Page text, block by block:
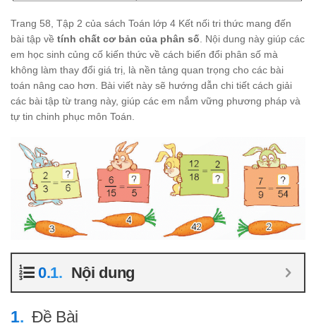
Trang 58, Tập 2 của sách Toán lớp 4 Kết nối tri thức mang đến
bài tập về tính chất cơ bản của phân số . Nội dung này giúp các
em học sinh củng cố kiến thức về cách biến đổi phân số mà
không làm thay đổi giá trị, là nền tảng quan trọng cho các bài
toán nâng cao hơn. Bài viết này sẽ hướng dẫn chi tiết cách giải
các bài tập từ trang này, giúp các em nắm vững phương pháp và
tự tin chinh phục môn Toán.
Nội dung
Đề Bài